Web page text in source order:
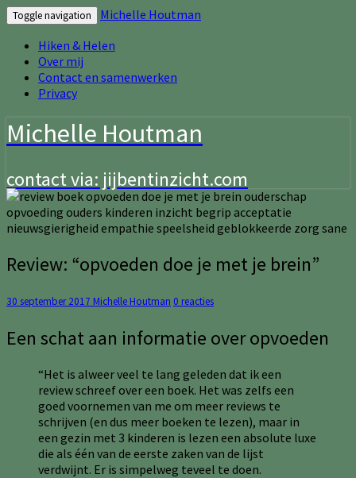
Toggle navigation
Michelle Houtman
Hiken & Helen
Over mij
Contact en samenwerken
Privacy
Michelle Houtman
contact via: jijbentinzicht.com
Review:
“opvoeden
je
je
Review: “opvoeden doe je met je brein”
30 september 2017 Michelle Houtman Reacties
0 reacties
Een schat aan informatie over opvoeden
“Het is alweer veel te lang geleden dat ik een
review schreef over een boek. Het was zelfs een
goed voornemen van me om meer reviews te
schrijven (en dus meer boeken te lezen), maar in
een gezin met 3 kinderen is lezen een absolute luxe
die als één van de eerste zaken van de lijst
verdwijnt. Er is simpelweg teveel te doen.